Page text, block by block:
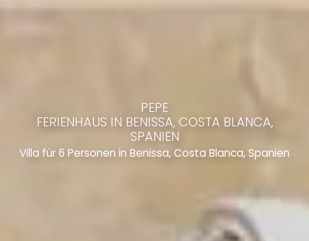
PEPE
FERIENHAUS IN BENISSA, COSTA BLANCA,
SPANIEN
Villa für 6 Personen in Benissa, Costa Blanca, Spanien